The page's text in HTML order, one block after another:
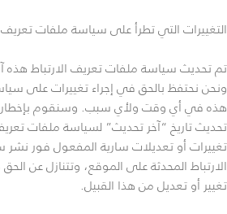
التغييرات التي تطرأ على سياسة ملفات تعريف
ونحن نحتفظ بالحق في إجراء تغييرات على
هذه في أي وقت ولأي سبب. وسنقوم
تحديث تاريخ “آخر تحديث” لسياسة ملفات
تغييرات أو تعديلات سارية المفعول فور
الارتباط المحدثة على الموقع، وتتنازل عن
تغيير أو تعديل من هذا القبيل.